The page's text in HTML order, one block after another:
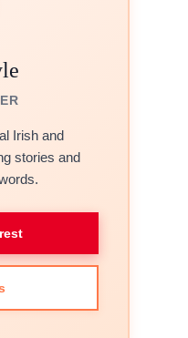
Irish and
stories and